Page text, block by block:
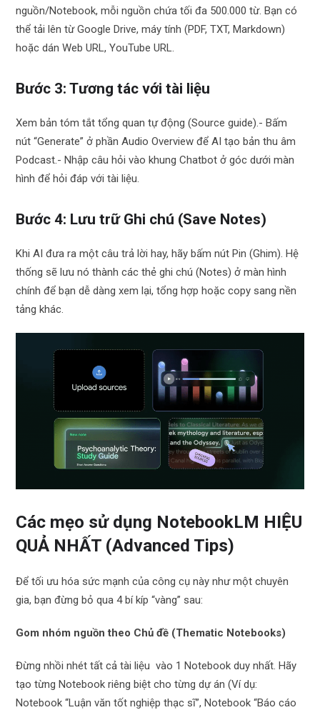
nguồn/Notebook, mỗi nguồn chứa tối đa 500.000 từ. Bạn có
thể tải lên từ Google Drive, máy tính (PDF, TXT, Markdown)
hoặc dán Web URL, YouTube URL.
Bước 3: Tương tác với tài liệu
Xem bản tóm tắt tổng quan tự động (Source guide).- Bấm
nút “Generate” ở phần Audio Overview để AI tạo bản thu âm
Podcast.- Nhập câu hỏi vào khung Chatbot ở góc dưới màn
hình để hỏi đáp với tài liệu.
Bước 4: Lưu trữ Ghi chú (Save Notes)
Khi AI đưa ra một câu trả lời hay, hãy bấm nút Pin (Ghim). Hệ
thống sẽ lưu nó thành các thẻ ghi chú (Notes) ở màn hình
chính để bạn dễ dàng xem lại, tổng hợp hoặc copy sang nền
tảng khác.
Các mẹo sử dụng NotebookLM HIỆU
QUẢ NHẤT (Advanced Tips)
Để tối ưu hóa sức mạnh của công cụ này như một chuyên
gia, bạn đừng bỏ qua 4 bí kíp “vàng” sau:
Gom nhóm nguồn theo Chủ đề (Thematic Notebooks)
Đừng nhồi nhét tất cả tài liệu vào 1 Notebook duy nhất. Hãy
tạo từng Notebook riêng biệt cho từng dự án (Ví dụ:
Notebook “Luận văn tốt nghiệp thạc sĩ”, Notebook “Báo cáo